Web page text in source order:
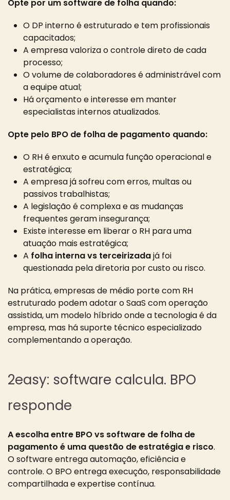
Opte por um software de folha quando:
O DP interno é estruturado e tem profissionais
capacitados;
A empresa valoriza o controle direto de cada
processo;
O volume de colaboradores é administrável com
a equipe atual;
Há orçamento e interesse em manter
especialistas internos atualizados.
Opte pelo BPO de folha de pagamento quando:
O RH é enxuto e acumula função operacional e
estratégica;
A empresa já sofreu com erros, multas ou
passivos trabalhistas;
A legislação é complexa e as mudanças
frequentes geram insegurança;
Existe interesse em liberar o RH para uma
atuação mais estratégica;
A folha interna vs terceirizadajá foi
questionada pela diretoria por custo ou risco.
Na prática, empresas de médio porte com RH
estruturado podem adotar o SaaS com operação
assistida, um modelo híbrido onde a tecnologia é da
empresa, mas há suporte técnico especializado
complementando a operação.
2easy: software calcula. BPO
responde
A escolha entre BPO vs software de folha de
pagamento é uma questão de estratégia e risco.
O software entrega automação, eficiência e
controle. O BPO entrega execução, responsabilidade
compartilhada e expertise contínua.